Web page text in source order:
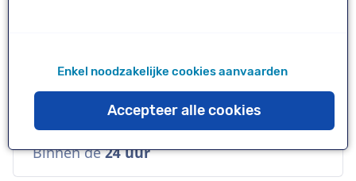
Opvallend, Stoer, Warm
Beschikbaarheid
Binnen de24 uur
Enkel noodzakelijke cookies aanvaarden
Accepteer alle cookies